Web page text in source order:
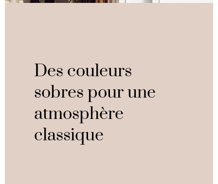
Des couleurs
sobres pour une
atmosphère
classique